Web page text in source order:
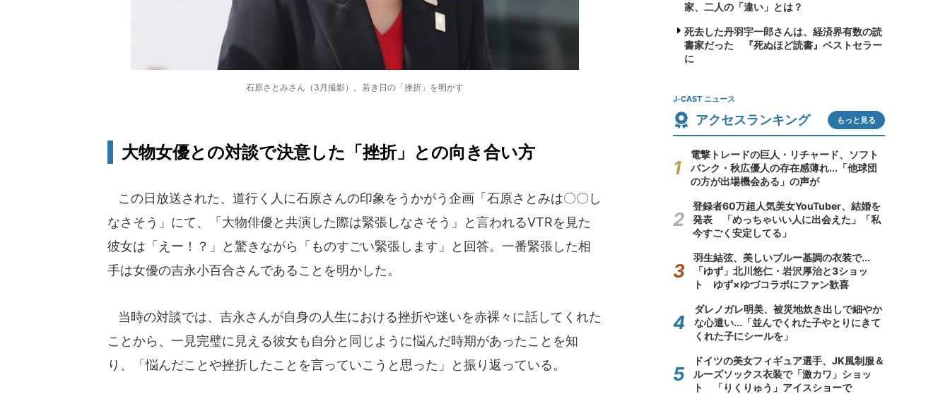
石原さとみさん（3月撮影）。若き日の「挫折」を明かす
大物女優との対談で決意した「挫折」との向き合い方
この日放送された、道行く人に石原さんの印象をうかがう企画「石原さとみは〇〇し
なさそう」にて、「大物俳優と共演した際は緊張しなさそう」と言われるVTRを見た
彼女は「えー！？」と驚きながら「ものすごい緊張します」と回答。一番緊張した相
手は女優の吉永小百合さんであることを明かした。
当時の対談では、吉永さんが自身の人生における挫折や迷いを赤裸々に話してくれた
ことから、一見完璧に見える彼女も自分と同じように悩んだ時期があったことを知
り、「悩んだことや挫折したことを言っていこうと思った」と振り返っている。
家、二人の「違い」とは？
死去した丹羽宇一郎さんは、経済界有数の読
書家だった 『死ぬほど読書』ベストセラー
に
J-CAST ニュース
アクセスランキング もっと見る
電撃トレードの巨人・リチャード、ソフト
バンク・秋広優人の存在感薄れ...「他球団
の方が出場機会ある」の声が
登録者60万超人気美女YouTuber、結婚を
発表 「めっちゃいい人に出会えた」「私
今すごく安定してる」
羽生結弦、美しいブルー基調の衣装で...
「ゆず」北川悠仁・岩沢厚治と3ショッ
ト ゆず×ゆづコラボにファン歓喜
ダレノガレ明美、被災地炊き出しで細やか
な心遣い...「並んでくれた子やとりにきて
くれた子にシールを」
ドイツの美女フィギュア選手、JK風制服＆
ルーズソックス衣装で「激カワ」ショッ
ト 「りくりゅう」アイスショーで